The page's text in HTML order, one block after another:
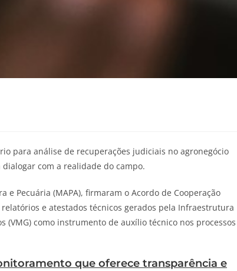
para análise de recuperações judiciais no agronegócio
com a realidade do campo.
e Pecuária (MAPA), firmaram o Acordo de Cooperação
e atestados técnicos gerados pela Infraestrutura
como instrumento de auxílio técnico nos processos
que oferece transparência e